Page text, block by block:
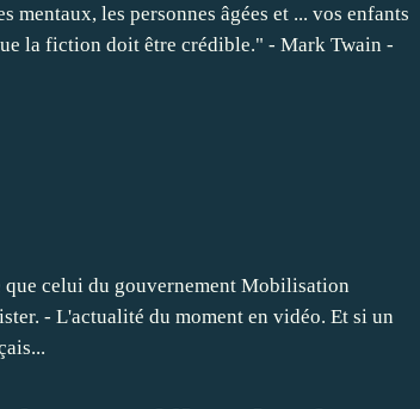
les personnes âgées et ... vos enfants
la fiction doit être crédible." - Mark Twain -
celui du gouvernement Mobilisation
- L'actualité du moment en vidéo. Et si un